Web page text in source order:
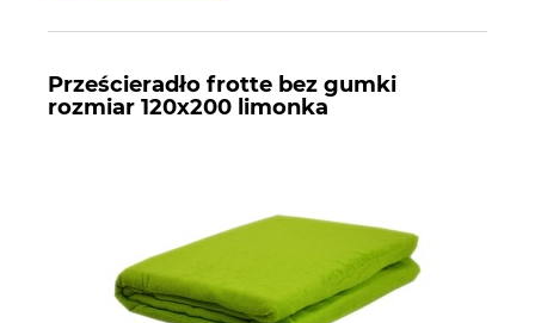
Prześcieradło frotte bez gumki
rozmiar 120x200 limonka